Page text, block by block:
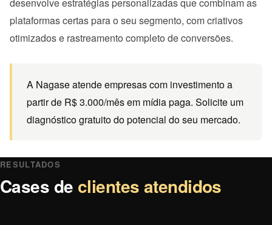
plataformas certas para o seu segmento, com criativos
otimizados e rastreamento completo de conversões.
A Nagase atende empresas com investimento a
partir de R$ 3.000/mês em mídia paga. Solicite um
diagnóstico gratuito do potencial do seu mercado.
RESULTADOS
Cases de clientes atendidos